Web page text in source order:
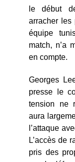
le début
arracher les
équipe
match, n’a
en compte.
Georges
presse le
tension ne
aura
l’attaque
L’accès de
pris des